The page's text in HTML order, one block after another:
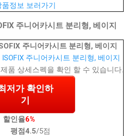
품정보 보러가기
주니어카시트 분리형, 베이지
주니어카시트 분리형, 베이지
품 상세스펙을 확인 할 수 있습니다.
저가 확인하
기
할인율6%
평점4.5/5점